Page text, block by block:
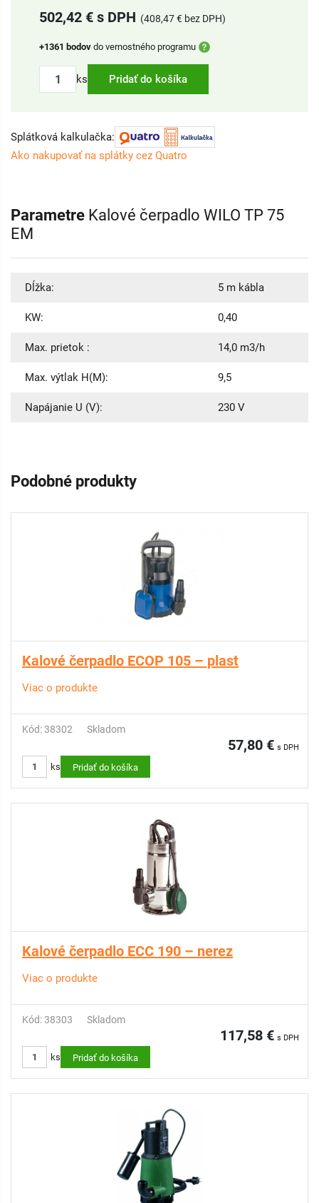
502,42 € s DPH (408,47 € bez DPH)
+1361 bodov do vernostného programu
ks Pridať do košíka
Splátková kalkulačka:
Ako nakupovať na splátky cez Quatro
Parametre Kalové čerpadlo WILO TP 75
EM
Dĺžka: 5 m kábla
KW: 0,40
Max. prietok : 14,0 m3/h
Max. výtlak H(M): 9,5
Napájanie U (V): 230 V
Podobné produkty
Kalové čerpadlo ECOP 105 – plast
Viac o produkte
Kód: 38302 Skladom
57,80 € s DPH
ks Pridať do košíka
Kalové čerpadlo ECC 190 – nerez
Viac o produkte
Kód: 38303 Skladom
117,58 € s DPH
ks Pridať do košíka